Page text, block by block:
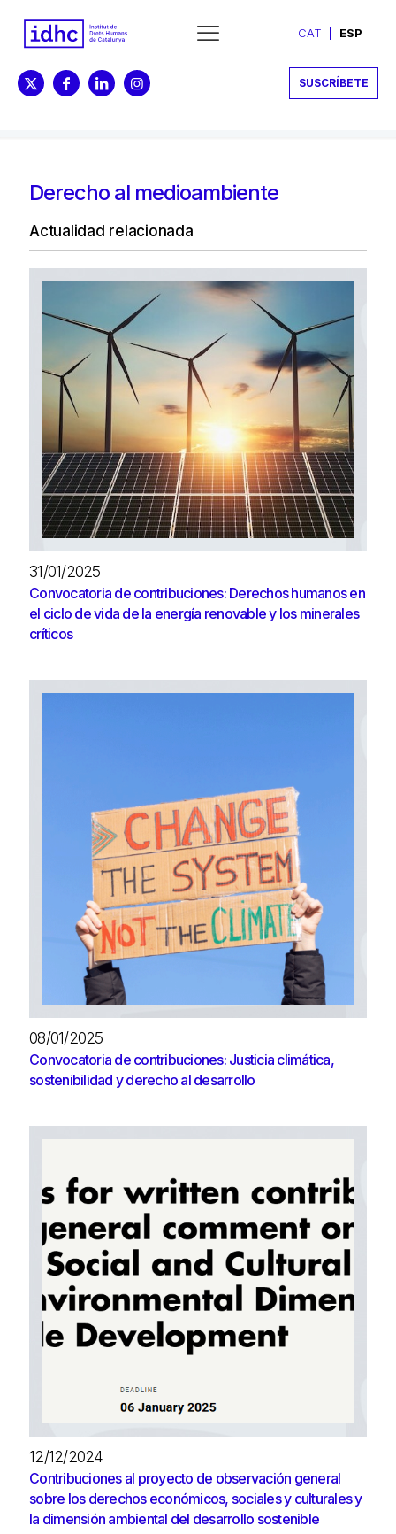
CAT ESP
SUSCRÍBETE
Derecho al medioambiente
Actualidad relacionada
31/01/2025
Convocatoria de contribuciones: Derechos humanos en
el ciclo de vida de la energía renovable y los minerales
críticos
08/01/2025
Convocatoria de contribuciones: Justicia climática,
sostenibilidad y derecho al desarrollo
12/12/2024
Contribuciones al proyecto de observación general
sobre los derechos económicos, sociales y culturales y
la dimensión ambiental del desarrollo sostenible